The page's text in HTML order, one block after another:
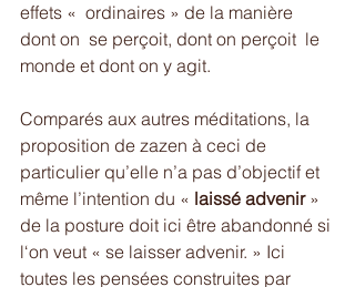
effets «  ordinaires » de la manière
dont on  se perçoit, dont on perçoit  le
monde et dont on y agit.
Comparés aux autres méditations, la
proposition de zazen à ceci de
particulier qu’elle n’a pas d’objectif et
même l’intention du « laissé advenir »
de la posture doit ici être abandonné si
l‘on veut « se laisser advenir. » Ici
toutes les pensées construites par